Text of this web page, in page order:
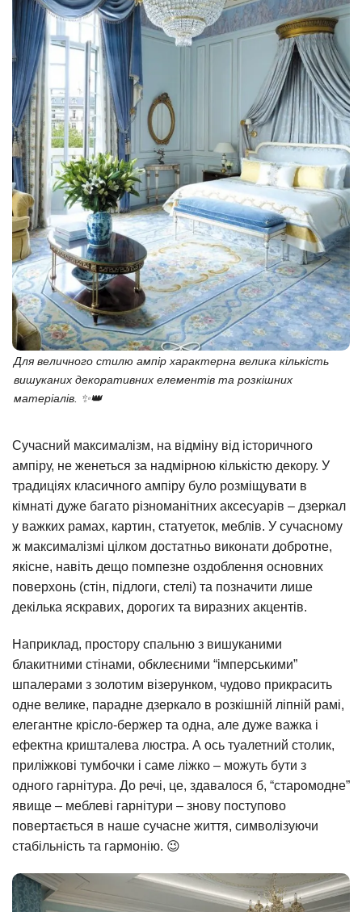
Для величного стилю ампір характерна велика кількість
вишуканих декоративних елементів та розкішних
матеріалів. ✨👑
Сучасний максималізм, на відміну від історичного
ампіру, не женеться за надмірною кількістю декору. У
традиціях класичного ампіру було розміщувати в
кімнаті дуже багато різноманітних аксесуарів – дзеркал
у важких рамах, картин, статуеток, меблів. У сучасному
ж максималізмі цілком достатньо виконати добротне,
якісне, навіть дещо помпезне оздоблення основних
поверхонь (стін, підлоги, стелі) та позначити лише
декілька яскравих, дорогих та виразних акцентів.
Наприклад, простору спальню з вишуканими
блакитними стінами, обклеєними “імперськими”
шпалерами з золотим візерунком, чудово прикрасить
одне велике, парадне дзеркало в розкішній ліпній рамі,
елегантне крісло-бержер та одна, але дуже важка і
ефектна кришталева люстра. А ось туалетний столик,
приліжкові тумбочки і саме ліжко – можуть бути з
одного гарнітура. До речі, це, здавалося б, “старомодне”
явище – меблеві гарнітури – знову поступово
повертається в наше сучасне життя, символізуючи
стабільність та гармонію. 😉